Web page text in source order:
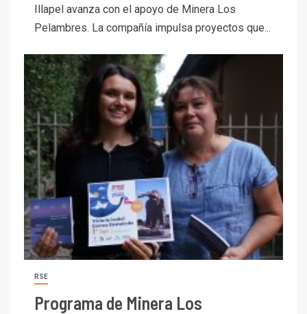
Illapel avanza con el apoyo de Minera Los
Pelambres. La compañía impulsa proyectos que...
RSE
Programa de Minera Los